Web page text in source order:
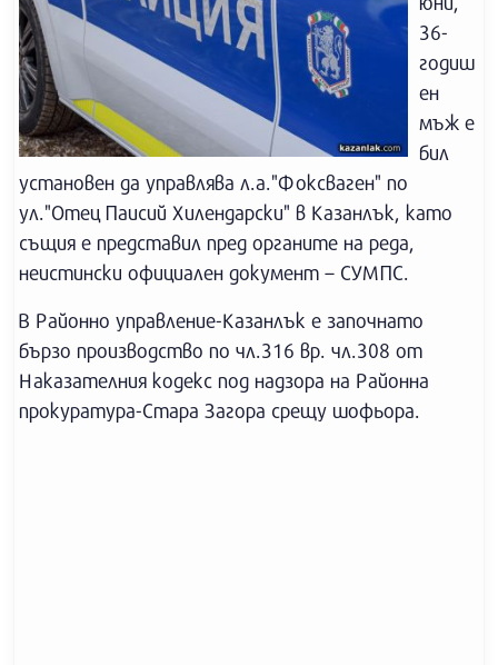
36-
годиш
ен
мъж е
бил
установен да управлява л.а."Фоксваген" по
ул."Отец Паисий Хилендарски" в Казанлък, като
същия е представил пред органите на реда,
неистински официален документ – СУМПС.
В Районно управление-Казанлък е започнато
бързо производство по чл.316 вр. чл.308 от
Наказателния кодекс под надзора на Районна
прокуратура-Стара Загора срещу шофьора.